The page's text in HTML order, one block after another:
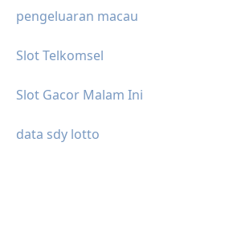
pengeluaran macau
Slot Telkomsel
Slot Gacor Malam Ini
data sdy lotto